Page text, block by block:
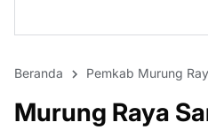
Beranda Pemkab Murung
Murung Raya